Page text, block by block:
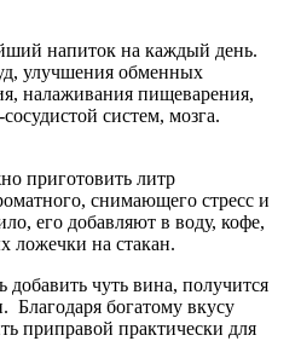
напиток на каждый день.
улучшения обменных
налаживания пищеварения,
систем, мозга.
приготовить литр
снимающего стресс и
его добавляют в воду, кофе,
ложечки на стакан.
добавить чуть вина, получится
Благодаря богатому вкусу
приправой практически для